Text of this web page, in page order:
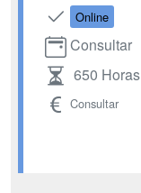
Online
Consultar
650 Horas
Consultar